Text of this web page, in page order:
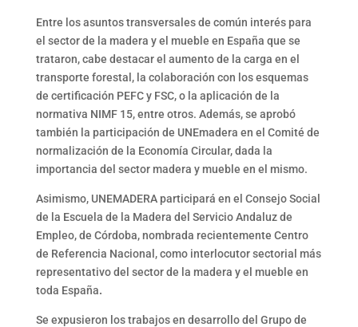
Entre los asuntos transversales de común interés para
el sector de la madera y el mueble en España que se
trataron, cabe destacar el aumento de la carga en el
transporte forestal, la colaboración con los esquemas
de certificación PEFC y FSC, o la aplicación de la
normativa NIMF 15, entre otros. Además, se aprobó
también la participación de UNEmadera en el Comité de
normalización de la Economía Circular, dada la
importancia del sector madera y mueble en el mismo.
Asimismo, UNEMADERA participará en el Consejo Social
de la Escuela de la Madera del Servicio Andaluz de
Empleo, de Córdoba, nombrada recientemente Centro
de Referencia Nacional, como interlocutor sectorial más
representativo del sector de la madera y el mueble en
toda España.
Se expusieron los trabajos en desarrollo del Grupo de